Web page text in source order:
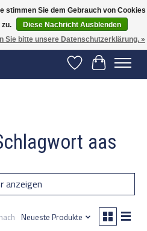
| Op voorraad binnen 2-5 werkdagen
Wunschzettel
Ihr
aas
anzeigen
Neueste Produkte
stimmen Sie dem Gebrauch von Cookies
Diese Nachricht Ausblenden
Sie bitte unsere Datenschutzerklärung. »